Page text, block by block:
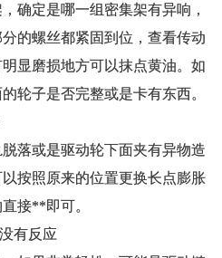
确定是哪一组密集架有异响，
的螺丝都紧固到位，查看传动
显磨损地方可以抹点黄油。如
轮子是否完整或是卡有东西。
落或是驱动轮下面夹有异物造
按照原来的位置更换长点膨胀
接**即可。
有反应